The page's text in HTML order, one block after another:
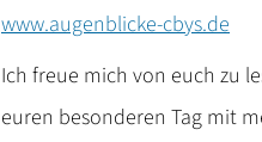
www.augenblicke-cbys.de
Ich freue mich von euch zu
euren besonderen Tag mit